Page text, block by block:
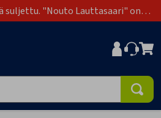
suljettu. "Nouto Lauttasaari" on